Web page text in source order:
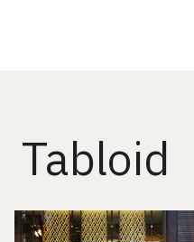
Tabloid